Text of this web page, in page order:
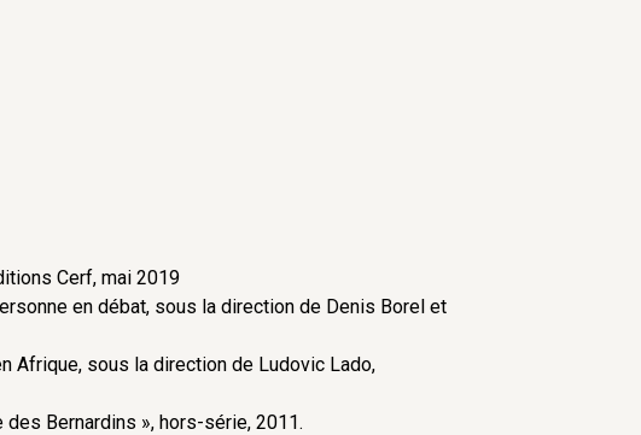
Cerf, mai 2019
en débat, sous la direction de Denis Borel et
Afrique, sous la direction de Ludovic Lado,
Bernardins », hors-série, 2011.